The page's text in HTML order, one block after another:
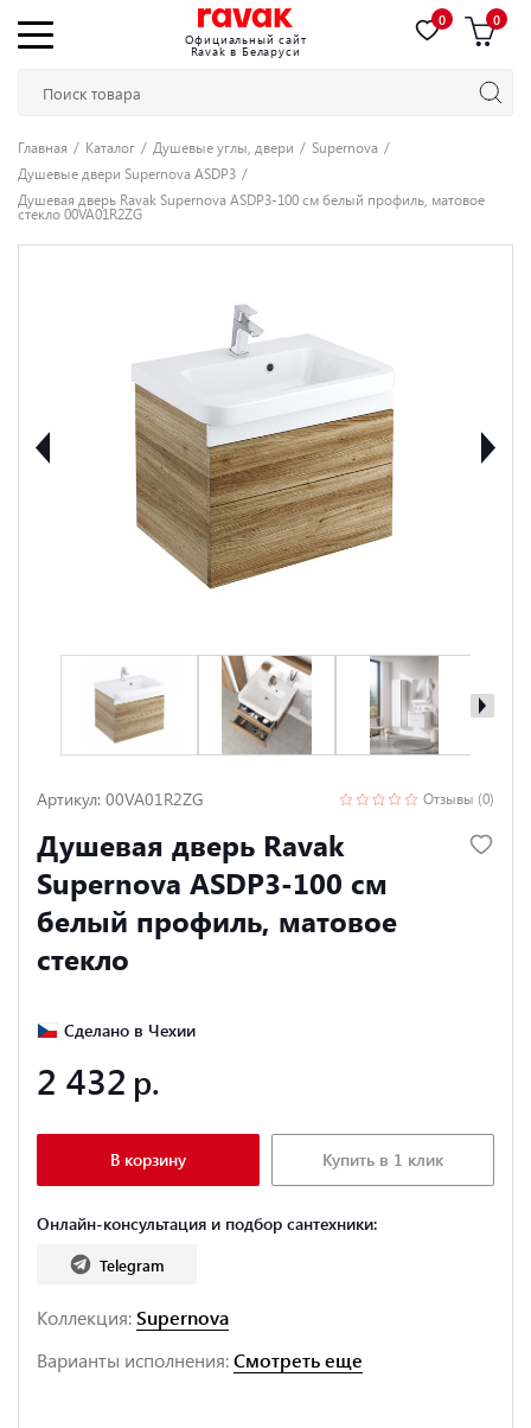
Официальный сайт
Ravak в Беларуси
0 0
Главная Каталог Душевые углы, двери
Supernova
Душевые двери Supernova ASDP3
Душевая дверь Ravak Supernova ASDP3-100 см белый профиль, матовое
стекло 00VA01R2ZG
Артикул: 00VA01R2ZG Отзывы (0)
Душевая дверь Ravak
Supernova ASDP3-100 см
белый профиль, матовое
стекло
Сделано в Чехии
2 432
В корзину Купить в 1 клик
Онлайн-консультация и подбор сантехники:
Telegram
Коллекция:Supernova
Варианты исполнения:Смотреть еще